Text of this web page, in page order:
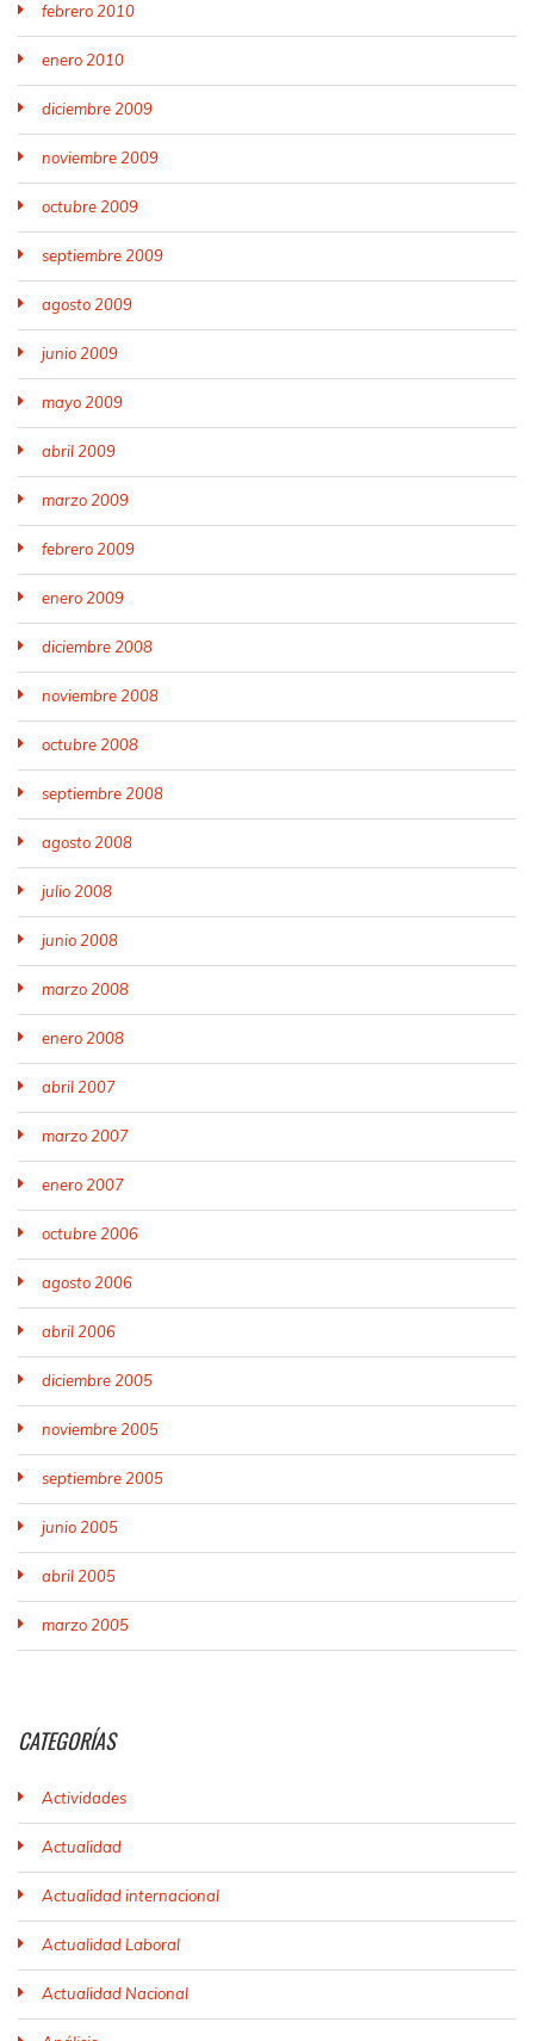
febrero 2010
enero 2010
diciembre 2009
noviembre 2009
octubre 2009
septiembre 2009
agosto 2009
junio 2009
mayo 2009
abril 2009
marzo 2009
febrero 2009
enero 2009
diciembre 2008
noviembre 2008
octubre 2008
septiembre 2008
agosto 2008
julio 2008
junio 2008
marzo 2008
enero 2008
abril 2007
marzo 2007
enero 2007
octubre 2006
agosto 2006
abril 2006
diciembre 2005
noviembre 2005
septiembre 2005
junio 2005
abril 2005
marzo 2005
CATEGORÍAS
Actividades
Actualidad
Actualidad internacional
Actualidad Laboral
Actualidad Nacional